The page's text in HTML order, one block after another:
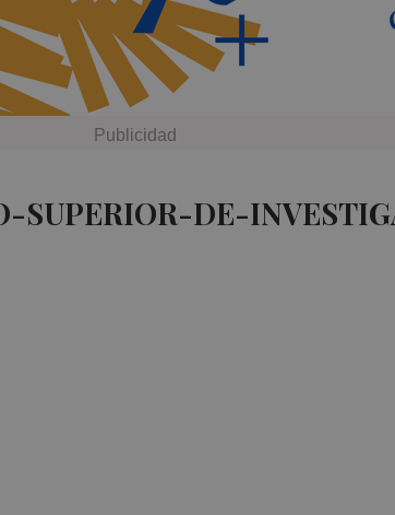
SUPERIOR-DE-